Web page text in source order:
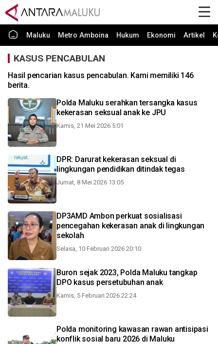
Maluku Metro Amboina Hukum Ekonomi Artikel
KASUS PENCABULAN
Hasil pencarian kasus pencabulan. Kami memiliki 146
berita.
Polda Maluku serahkan tersangka kasus
kekerasan seksual anak ke JPU
Kamis, 21 Mei 2026 5:01
DPR: Darurat kekerasan seksual di
lingkungan pendidikan ditindak tegas
Jumat, 8 Mei 2026 13:05
DP3AMD Ambon perkuat sosialisasi
pencegahan kekerasan anak di lingkungan
sekolah
Selasa, 10 Februari 2026 20:10
Buron sejak 2023, Polda Maluku tangkap
DPO kasus persetubuhan anak
Kamis, 5 Februari 2026 22:24
Polda monitoring kawasan rawan antisipasi
konflik sosial baru 2026 di Maluku